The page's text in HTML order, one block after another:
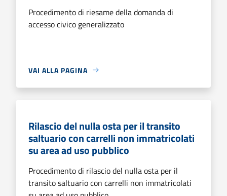
Procedimento di riesame della domanda di
accesso civico generalizzato
VAI ALLA PAGINA
Rilascio del nulla osta per il transito
saltuario con carrelli non immatricolati
su area ad uso pubblico
Procedimento di rilascio del nulla osta per il
transito saltuario con carrelli non immatricolati